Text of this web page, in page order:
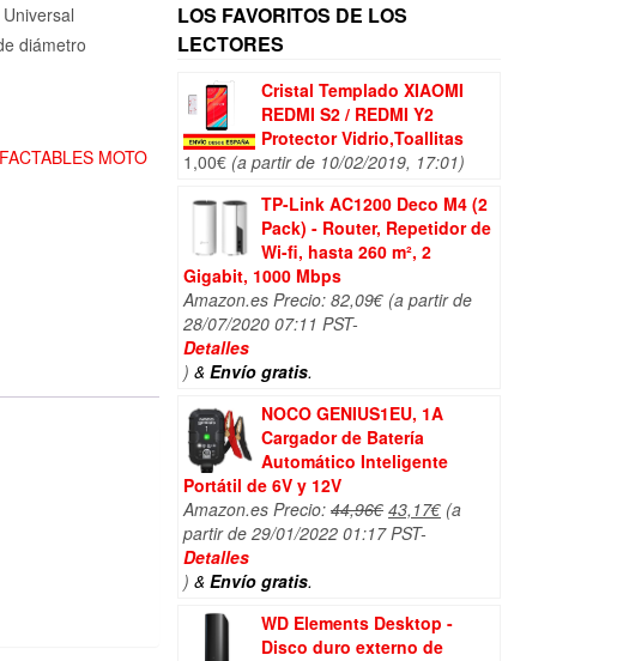
diámetro
MOTO
LOS FAVORITOS DE LOS
LECTORES
Cristal Templado XIAOMI
REDMI S2 / REDMI Y2
Protector Vidrio,Toallitas
1,00€ (a partir de 10/02/2019, 17:01)
TP-Link AC1200 Deco M4 (2
Pack) - Router, Repetidor de
Wi-fi, hasta 260 m², 2
Gigabit, 1000 Mbps
Amazon.es Precio: 82,09€ (a partir de
28/07/2020 07:11 PST-
Detalles
) & Envío gratis.
NOCO GENIUS1EU, 1A
Cargador de Batería
Automático Inteligente
Portátil de 6V y 12V
Amazon.es Precio: 44,96€ El
precio
43,17€El(a
partir de 29/01/2022 01:17 PST-
Detalles
) & Envío gratis.
WD Elements Desktop -
Disco duro externo de